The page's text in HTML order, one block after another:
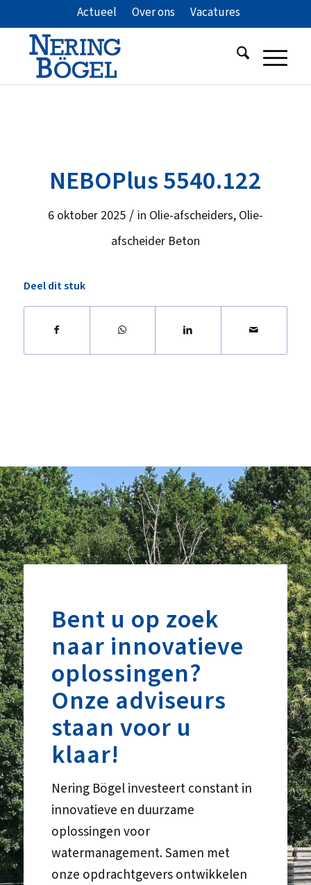
Actueel Over ons Vacatures
NEBOPlus 5540.122
6 oktober 2025 / in Olie-afscheiders, Olie-
afscheider Beton
Deel dit stuk
Bent u op zoek
naar innovatieve
oplossingen?
Onze adviseurs
staan voor u
klaar!
Nering Bögel investeert constant in
innovatieve en duurzame
oplossingen voor
watermanagement. Samen met
onze opdrachtgevers ontwikkelen